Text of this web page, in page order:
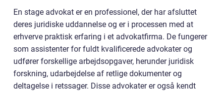
En stage advokat er en professionel, der har afsluttet
deres juridiske uddannelse og er i processen med at
erhverve praktisk erfaring i et advokatfirma. De fungerer
som assistenter for fuldt kvalificerede advokater og
udfører forskellige arbejdsopgaver, herunder juridisk
forskning, udarbejdelse af retlige dokumenter og
deltagelse i retssager. Disse advokater er også kendt